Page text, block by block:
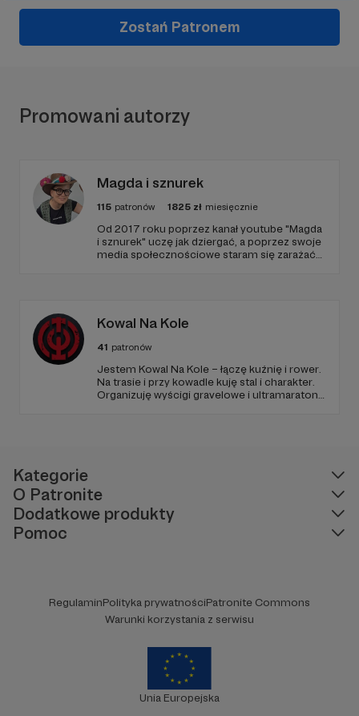
Zostań Patronem
Promowani autorzy
Magda i sznurek
115 patronów 1825 zł miesięcznie
Od 2017 roku poprzez kanał youtube "Magda
i sznurek" uczę jak dziergać, a poprzez swoje
media społecznościowe staram się zarażać
Kowal Na Kole
41 patronów
Jestem Kowal Na Kole – łączę kuźnię i rower.
Na trasie i przy kowadle kuję stal i charakter.
Organizuję wyścigi gravelowe i ultramaratony,
Kategorie
O Patronite
Dodatkowe produkty
Pomoc
RegulaminPolityka prywatnościPatronite Commons
Warunki korzystania z serwisu
Unia Europejska